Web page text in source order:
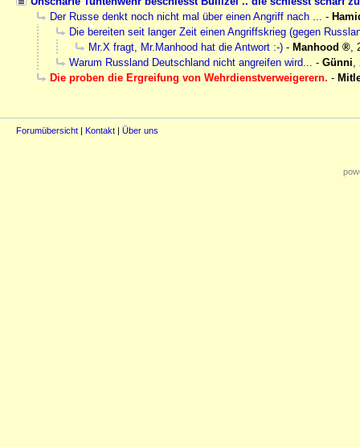
Der Russe denkt noch nicht mal über einen Angriff nach ... -
Die bereiten seit langer Zeit einen Angriffskrieg (gegen
Mr.X fragt, Mr.Manhood hat die Antwort :-) - Manhood ,
Warum Russland Deutschland nicht angreifen wird... - Günni,
Die proben die Ergreifung von Wehrdienstverweigerern. -
Forumübersicht | Kontakt | Über uns